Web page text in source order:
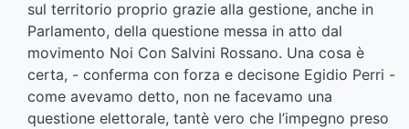
sul territorio proprio grazie alla gestione, anche in
Parlamento, della questione messa in atto dal
movimento Noi Con Salvini Rossano. Una cosa è
certa, - conferma con forza e decisone Egidio Perri -
come avevamo detto, non ne facevamo una
questione elettorale, tantè vero che l’impegno preso